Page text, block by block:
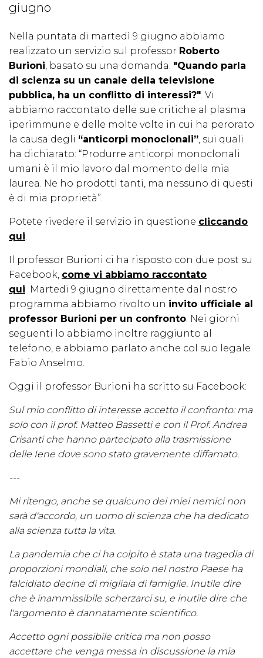
giugno
Nella puntata di martedì 9 giugno abbiamo
realizzato un servizio sul professor Roberto
Burioni, basato su una domanda: "Quando parla
di scienza su un canale della televisione
pubblica, ha un conflitto di interessi?". Vi
abbiamo raccontato delle sue critiche al plasma
iperimmune e delle molte volte in cui ha perorato
la causa degli “anticorpi monoclonali”, sui quali
ha dichiarato: “Produrre anticorpi monoclonali
umani è il mio lavoro dal momento della mia
laurea. Ne ho prodotti tanti, ma nessuno di questi
è di mia proprietà”.
Potete rivedere il servizio in questione cliccando
qui.
Il professor Burioni ci ha risposto con due post su
Facebook, come vi abbiamo raccontato
qui Martedi 9 giugno direttamente dal nostro
programma abbiamo rivolto un invito ufficiale al
professor Burioni per un confronto. Nei giorni
seguenti lo abbiamo inoltre raggiunto al
telefono, e abbiamo parlato anche col suo legale
Fabio Anselmo.
Oggi il professor Burioni ha scritto su Facebook:
Sul mio conflitto di interesse accetto il confronto: ma
solo con il prof. Matteo Bassetti e con il Prof. Andrea
Crisanti che hanno partecipato alla trasmissione
delle Iene dove sono stato gravemente diffamato.
---
Mi ritengo, anche se qualcuno dei miei nemici non
sarà d'accordo, un uomo di scienza che ha dedicato
alla scienza tutta la vita.
La pandemia che ci ha colpito è stata una tragedia di
proporzioni mondiali, che solo nel nostro Paese ha
falcidiato decine di migliaia di famiglie. Inutile dire
che è inammissibile scherzarci su, e inutile dire che
l'argomento è dannatamente scientifico.
Accetto ogni possibile critica ma non posso
accettare che venga messa in discussione la mia